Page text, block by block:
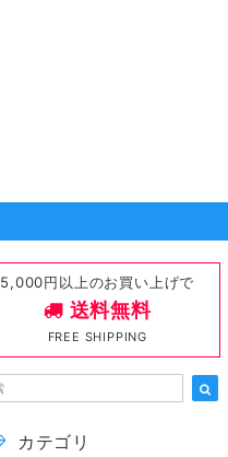
5,000円以上のお買い上げで
送料無料
FREE SHIPPING
カテゴリ